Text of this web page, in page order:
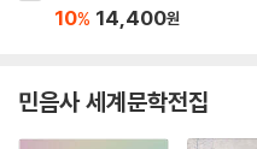
10% 14,400원
민음사 세계문학전집